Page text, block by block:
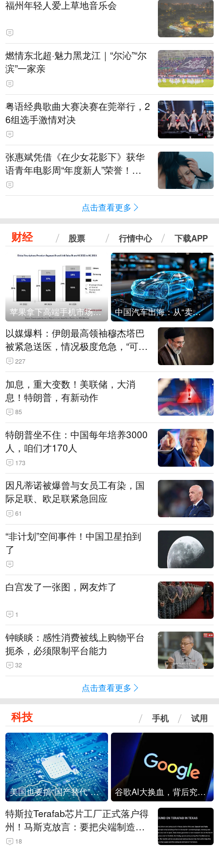
福州年轻人爱上草地音乐会
燃情东北超·魅力黑龙江｜“尔沁”“尔
滨”一家亲
粤语经典歌曲大赛决赛在莞举行，2
6组选手激情对决
张惠斌凭借《在少女花影下》获华
语青年电影周“年度新人”荣誉！该
电影全程在广州取景，采用粤语对
白，主演均为广州本土演员
点击查看更多
财经 股票 行情中心 下载APP
苹果拿下高端手机市场65%的份额：iPhone 17系列功不可没 中国汽车出海：从“卖出去”到“走进去”
以媒爆料：伊朗最高领袖穆杰塔巴
被紧急送医，情况极度危急，“可能
随时会死去”
227
加息，重大变数！美联储，大消
息！特朗普，有新动作
85
特朗普坐不住：中国每年培养3000
人，咱们才170人
173
因凡蒂诺被爆曾与女员工有染，国
际足联、欧足联紧急回应
61
“非计划”空间事件！中国卫星拍到
了
白宫发了一张图，网友炸了
1
钟睒睒：感性消费被线上购物平台
扼杀，必须限制平台能力
32
点击查看更多
科技 手机 试用
美国也要搞“国产替代”？先算清三笔账 谷歌AI大换血，背后究竟发生了什么？
特斯拉Terafab芯片工厂正式落户得
州！马斯克放言：要把尖端制造带
回美国
18